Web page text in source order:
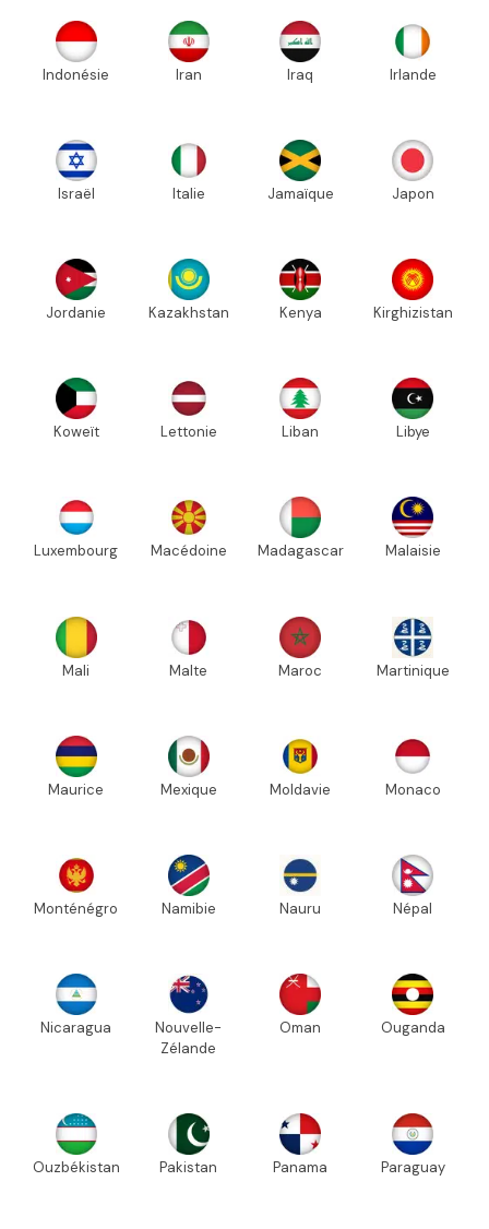
Indonésie Iran Iraq Irlande
Israël Italie Jamaïque Japon
Jordanie Kazakhstan Kenya Kirghizistan
Koweït Lettonie Liban Libye
Luxembourg Macédoine Madagascar Malaisie
Mali Malte Maroc Martinique
Maurice Mexique Moldavie Monaco
Monténégro Namibie Nauru Népal
Nicaragua
Nouvelle-
Zélande
Oman Ouganda
Ouzbékistan Pakistan Panama Paraguay